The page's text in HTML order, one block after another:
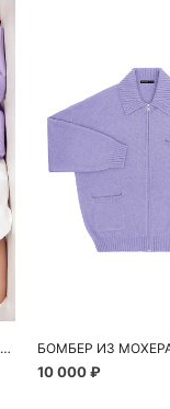
ТРИКОТАЖНЫЙ ДЖЕМПЕР ИЗ ШЕРСТИ С ДОБАВЛЕНИЕМ МОХЕРА БОМБЕР ИЗ
10 000 ₽